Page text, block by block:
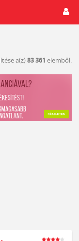
a(z)83 361 elemből.